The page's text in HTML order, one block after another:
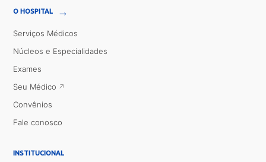
O HOSPITAL →
Serviços Médicos
Núcleos e Especialidades
Exames
Seu Médico
Convênios
Fale conosco
INSTITUCIONAL